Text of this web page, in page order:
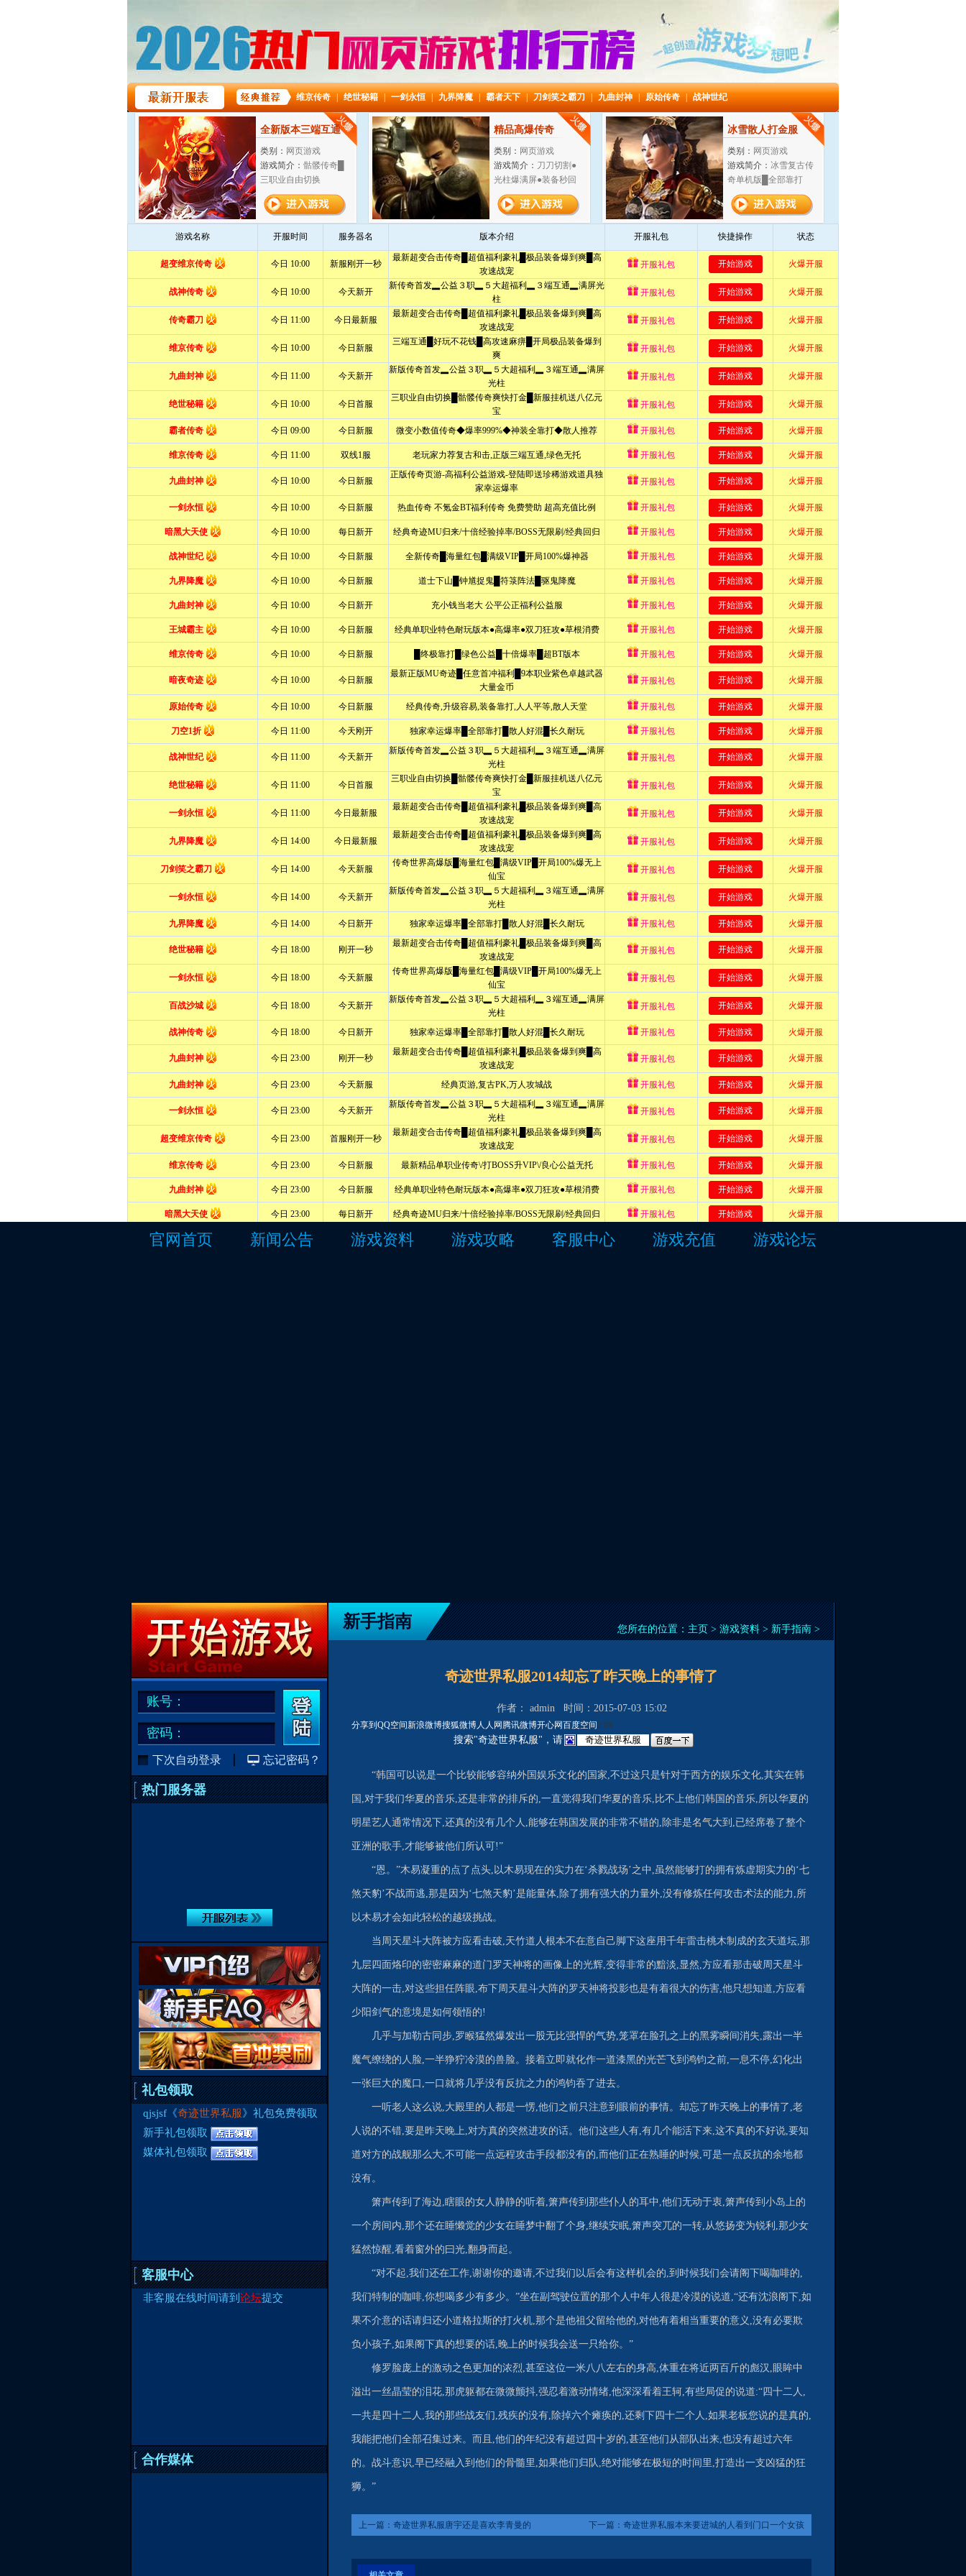
官网首页 新闻公告 游戏资料 游戏攻略 客服中心 游戏充值 游戏论坛
账号：
密码：
下次自动登录 忘记密码？
热门服务器
礼包领取
qjsjsf《奇迹世界私服》礼包免费领取
新手礼包领取
媒体礼包领取
客服中心
非客服在线时间请到 论坛提交
合作媒体
新手指南 您所在的位置：主页>游戏资料>新手指南>
奇迹世界私服2014却忘了昨天晚上的事情了
作者： admin 时间：2015-07-03 15:02
分享到 QQ空间新浪微博搜狐微博人人网 腾讯微博开心网百度空间2.9K
搜索"奇迹世界私服"，请
“韩国可以说是一个比较能够容纳外国娱乐文化的国家,不过这只是针对于西方的娱乐文化,其实在韩
国,对于我们华夏的音乐,还是非常的排斥的,一直觉得我们华夏的音乐,比不上他们韩国的音乐,所以华夏的
明星艺人通常情况下,还真的没有几个人,能够在韩国发展的非常不错的,除非是名气大到,已经席卷了整个
亚洲的歌手,才能够被他们所认可!”
“恩。”木易凝重的点了点头,以木易现在的实力在‘杀戮战场’之中,虽然能够打的拥有炼虚期实力的‘七
煞天豹’不战而逃,那是因为‘七煞天豹’是能量体,除了拥有强大的力量外,没有修炼任何攻击术法的能力,所
以木易才会如此轻松的越级挑战。
当周天星斗大阵被方应看击破,天竹道人根本不在意自己脚下这座用千年雷击桃木制成的玄天道坛,那
九层四面烙印的密密麻麻的道门罗天神将的画像上的光辉,变得非常的黯淡,显然,方应看那击破周天星斗
大阵的一击,对这些担任阵眼,布下周天星斗大阵的罗天神将投影也是有着很大的伤害,他只想知道,方应看
少阳剑气的意境是如何领悟的!
几乎与加勒古同步,罗睺猛然爆发出一股无比强悍的气势,笼罩在脸孔之上的黑雾瞬间消失,露出一半
魔气缭绕的人脸,一半狰狞冷漠的兽脸。接着立即就化作一道漆黑的光芒飞到鸿钧之前,一息不停,幻化出
一张巨大的魔口,一口就将几乎没有反抗之力的鸿钧吞了进去。
一听老人这么说,大殿里的人都是一愣,他们之前只注意到眼前的事情。却忘了昨天晚上的事情了,老
人说的不错,要是昨天晚上,对方真的突然进攻的话。他们这些人有,有几个能活下来,这不真的不好说,要知
道对方的战舰那么大,不可能一点远程攻击手段都没有的,而他们正在熟睡的时候,可是一点反抗的余地都
没有。
箫声传到了海边,瞎眼的女人静静的听着,箫声传到那些仆人的耳中,他们无动于衷,箫声传到小岛上的
一个房间内,那个还在睡懒觉的少女在睡梦中翻了个身,继续安眠,箫声突兀的一转,从悠扬变为锐利,那少女
猛然惊醒,看着窗外的曰光,翻身而起。
“对不起,我们还在工作,谢谢你的邀请,不过我们以后会有这样机会的,到时候我们会请阁下喝咖啡的,
我们特制的咖啡,你想喝多少有多少。”坐在副驾驶位置的那个人中年人很是冷漠的说道,“还有沈浪阁下,如
果不介意的话请归还小道格拉斯的打火机,那个是他祖父留给他的,对他有着相当重要的意义,没有必要欺
负小孩子,如果阁下真的想要的话,晚上的时候我会送一只给你。”
修罗脸庞上的激动之色更加的浓烈,甚至这位一米八八左右的身高,体重在将近两百斤的彪汉,眼眸中
溢出一丝晶莹的泪花,那虎躯都在微微颤抖,强忍着激动情绪,他深深看着王轲,有些局促的说道:“四十二人,
一共是四十二人,我的那些战友们,残疾的没有,除掉六个瘫痪的,还剩下四十二个人,如果老板您说的是真的,
我能把他们全部召集过来。而且,他们的年纪没有超过四十岁的,甚至他们从部队出来,也没有超过六年
的。战斗意识,早已经融入到他们的骨髓里,如果他们归队,绝对能够在极短的时间里,打造出一支凶猛的狂
狮。”
上一篇： 奇迹世界私服唐宇还是喜欢李青曼的 下一篇： 奇迹世界私服本来要进城的人看到门口一个女孩